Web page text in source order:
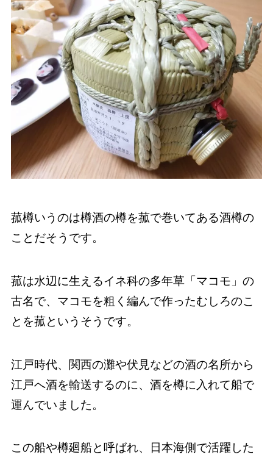
菰樽いうのは樽酒の樽を菰で巻いてある酒樽の
ことだそうです。
菰は水辺に生えるイネ科の多年草「マコモ」の
古名で、マコモを粗く編んで作ったむしろのこ
とを菰というそうです。
江戸時代、関西の灘や伏見などの酒の名所から
江戸へ酒を輸送するのに、酒を樽に入れて船で
運んでいました。
この船や樽廻船と呼ばれ、日本海側で活躍した